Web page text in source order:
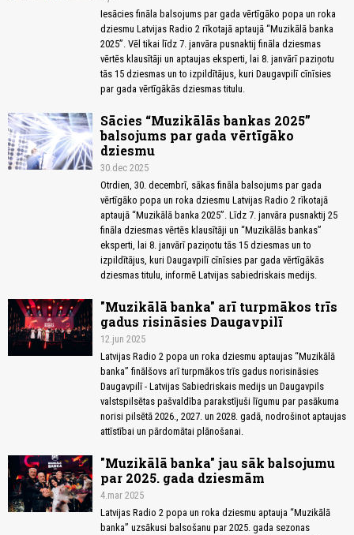
Iesācies fināla balsojums par gada vērtīgāko popa un roka
dziesmu Latvijas Radio 2 rīkotajā aptaujā “Muzikālā banka
2025”. Vēl tikai līdz 7. janvāra pusnaktij fināla dziesmas
vērtēs klausītāji un aptaujas eksperti, lai 8. janvārī paziņotu
tās 15 dziesmas un to izpildītājus, kuri Daugavpilī cīnīsies
par gada vērtīgākās dziesmas titulu.
Sācies “Muzikālās bankas 2025”
balsojums par gada vērtīgāko
dziesmu
30.dec 2025
Otrdien, 30. decembrī, sākas fināla balsojums par gada
vērtīgāko popa un roka dziesmu Latvijas Radio 2 rīkotajā
aptaujā “Muzikālā banka 2025”. Līdz 7. janvāra pusnaktij 25
fināla dziesmas vērtēs klausītāji un “Muzikālās bankas”
eksperti, lai 8. janvārī paziņotu tās 15 dziesmas un to
izpildītājus, kuri Daugavpilī cīnīsies par gada vērtīgākās
dziesmas titulu, informē Latvijas sabiedriskais medijs.
"Muzikālā banka" arī turpmākos trīs
gadus risināsies Daugavpilī
12.jun 2025
Latvijas Radio 2 popa un roka dziesmu aptaujas “Muzikālā
banka” finālšovs arī turpmākos trīs gadus norisināsies
Daugavpilī - Latvijas Sabiedriskais medijs un Daugavpils
valstspilsētas pašvaldība parakstījuši līgumu par pasākuma
norisi pilsētā 2026., 2027. un 2028. gadā, nodrošinot aptaujas
attīstībai un pārdomātai plānošanai.
"Muzikālā banka" jau sāk balsojumu
par 2025. gada dziesmām
4.mar 2025
Latvijas Radio 2 popa un roka dziesmu aptauja “Muzikālā
banka” uzsākusi balsošanu par 2025. gada sezonas